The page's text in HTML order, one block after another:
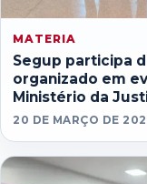
MATERIA
Segup participa
organizado em
Ministério da
20 DE MARÇO DE